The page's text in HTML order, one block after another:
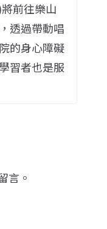
前往樂山
透過帶動唱
的身心障礙
習者也是服
言。